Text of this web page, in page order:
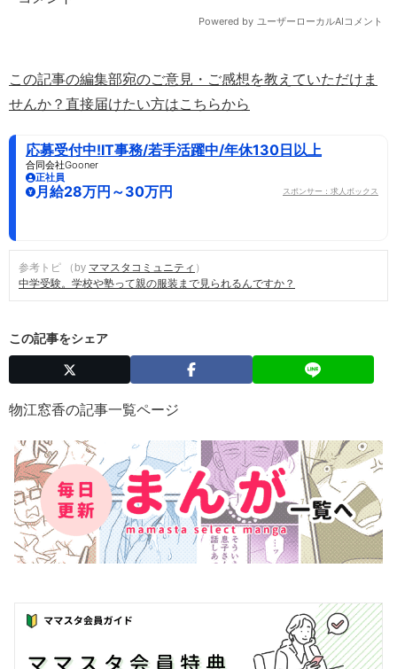
この記事の編集部宛のご意見・ご感想を教えていただけま
せんか？直接届けたい方はこちらから
応募受付中!IT事務/若手活躍中/年休130日以上
合同会社Gooner
正社員
月給28万円～30万円 スポンサー：求人ボックス
参考トピ （by ママスタコミュニティ ）
中学受験。学校や塾って親の服装まで見られるんですか？
この記事をシェア
物江窓香の記事一覧ページ